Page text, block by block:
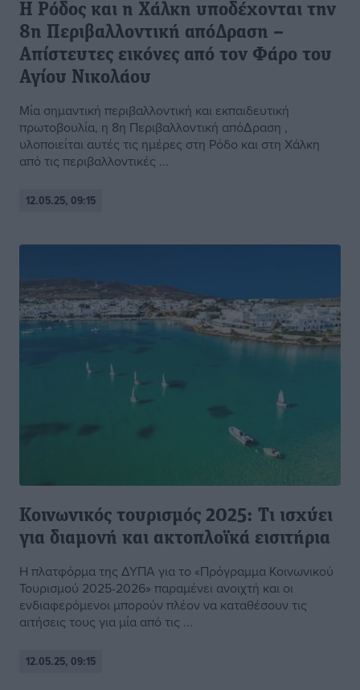
H Ρόδος και η Χάλκη υποδέχονται την
8η Περιβαλλοντική απόΔραση –
Απίστευτες εικόνες από τον Φάρο του
Αγίου Νικολάου
Μία σημαντική περιβαλλοντική και εκπαιδευτική
πρωτοβουλία, η 8η Περιβαλλοντική απόΔραση ,
υλοποιείται αυτές τις ημέρες στη Ρόδο και στη Χάλκη
από τις περιβαλλοντικές ...
12.05.25, 09:15
Κοινωνικός τουρισμός 2025: Τι ισχύει
για διαμονή και ακτοπλοϊκά εισιτήρια
Η πλατφόρμα της ΔΥΠΑ για το «Πρόγραμμα Κοινωνικού
Τουρισμού 2025-2026» παραμένει ανοιχτή και οι
ενδιαφερόμενοι μπορούν πλέον να καταθέσουν τις
αιτήσεις τους για μία από τις ...
12.05.25, 09:15